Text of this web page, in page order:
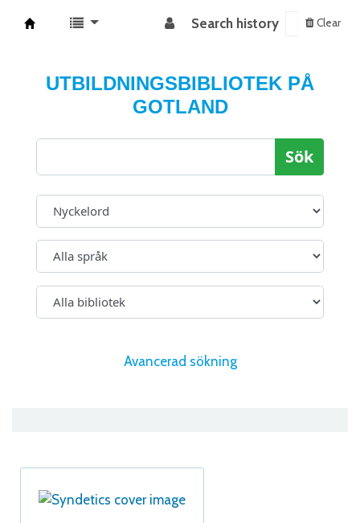
Search history Clear
UTBILDNINGSBIBLIOTEK PÅ
GOTLAND
Sök
Avancerad sökning